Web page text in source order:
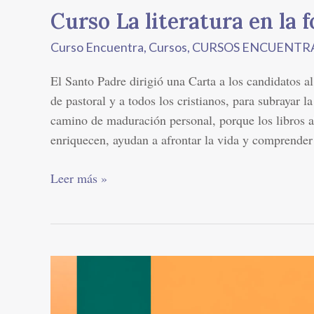
Curso La literatura en la
Curso Encuentra, Cursos, CURSOS
El Santo Padre dirigió una Carta a los candidatos
de pastoral y a todos los cristianos, para subrayar
camino de maduración personal, porque los libros
enriquecen, ayudan a afrontar la vida y
Leer más »